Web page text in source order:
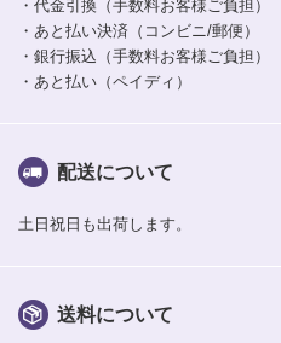
・代金引換（手数料お客様ご負担）
・あと払い決済（コンビニ/郵便）
・銀行振込（手数料お客様ご負担）
・あと払い（ペイディ）
配送について
土日祝日も出荷します。
送料について